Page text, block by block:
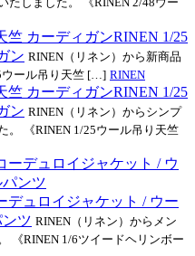
RINEN 1/25
ン RINEN（リネン）から新商品
ール吊り天竺 […] RINEN
RINEN 1/25
ン RINEN（リネン）からシンプ
。 《RINEN 1/25ウール吊り天竺
デュロイジャケット / ウー
ツ RINEN（リネン）からメン
《RINEN 1/6ツイードヘリンボー